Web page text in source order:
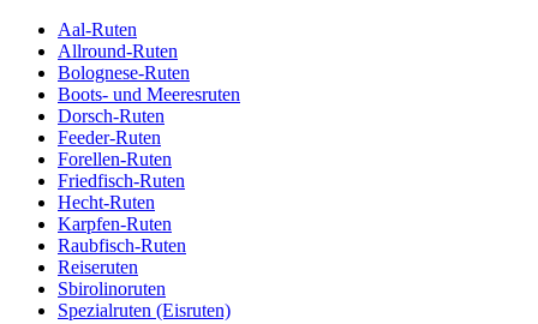
Aal-Ruten
Allround-Ruten
Bolognese-Ruten
Boots- und Meeresruten
Dorsch-Ruten
Feeder-Ruten
Forellen-Ruten
Friedfisch-Ruten
Hecht-Ruten
Karpfen-Ruten
Raubfisch-Ruten
Reiseruten
Sbirolinoruten
Spezialruten (Eisruten)